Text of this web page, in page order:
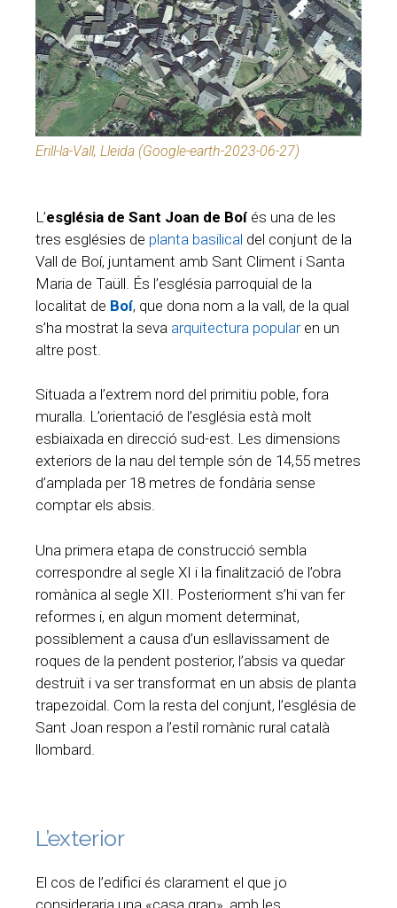
Erill-la-Vall, Lleida (Google-earth-2023-06-27)
L’església de Sant Joan de Boí és una de les
tres esglésies de planta basilical del conjunt de la
Vall de Boí, juntament amb Sant Climent i Santa
Maria de Taüll. És l’església parroquial de la
localitat de Boí, que dona nom a la vall, de la qual
s’ha mostrat la seva arquitectura popularen un
altre post.
Situada a l’extrem nord del primitiu poble, fora
muralla. L’orientació de l’església està molt
esbiaixada en direcció sud-est. Les dimensions
exteriors de la nau del temple són de 14,55 metres
d’amplada per 18 metres de fondària sense
comptar els absis.
Una primera etapa de construcció sembla
correspondre al segle XI i la finalització de l’obra
romànica al segle XII. Posteriorment s’hi van fer
reformes i, en algun moment determinat,
possiblement a causa d’un esllavissament de
roques de la pendent posterior, l’absis va quedar
destruït i va ser transformat en un absis de planta
trapezoidal. Com la resta del conjunt, l’església de
Sant Joan respon a l’estil romànic rural català
llombard.
L’exterior
El cos de l’edifici és clarament el que jo